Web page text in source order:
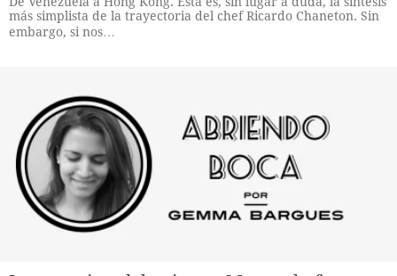
más simplista de la trayectoria del chef Ricardo Chaneton. Sin
embargo, si nos…